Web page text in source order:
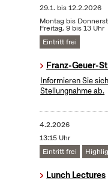
29.1. bis12.2.2026
Montag bis
Freitag, 9 bis 13 Uhr
Eintritt frei
Franz-Geuer-
Informieren Sie
Stellungnahme ab.
4.2.2026
13:15 Uhr
Eintritt frei
Lunch Lectures